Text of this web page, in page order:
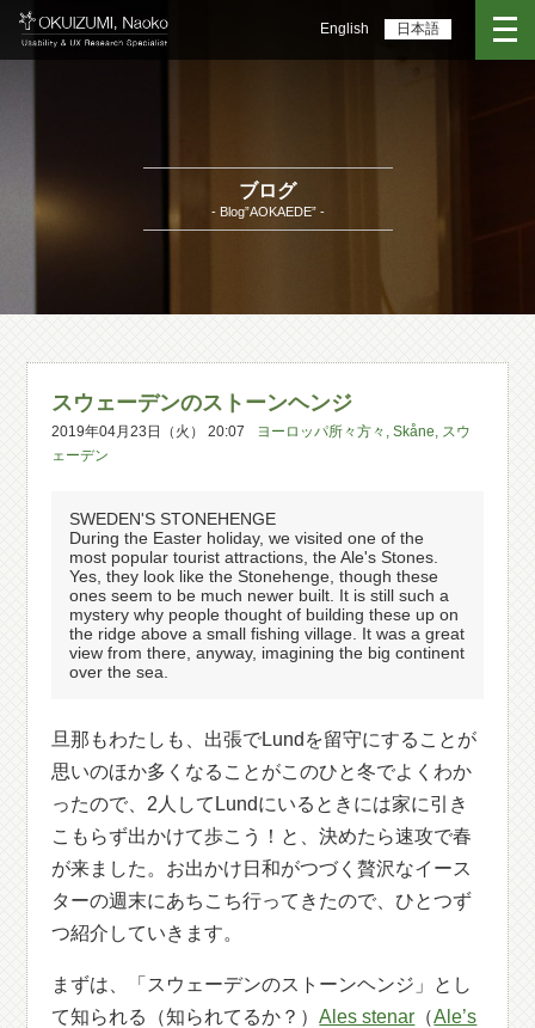
English 日本語
ブログ
- Blog”AOKAEDE” -
スウェーデンのストーンヘンジ
2019年04月23日（火） 20:07 ヨーロッパ所々方々 ,Skåne, スウ
ェーデン
SWEDEN'S STONEHENGE
During the Easter holiday, we visited one of the
most popular tourist attractions, the Ale's Stones.
Yes, they look like the Stonehenge, though these
ones seem to be much newer built. It is still such a
mystery why people thought of building these up on
the ridge above a small fishing village. It was a great
view from there, anyway, imagining the big continent
over the sea.
旦那もわたしも、出張でLundを留守にすることが
思いのほか多くなることがこのひと冬でよくわか
ったので、2人してLundにいるときには家に引き
こもらず出かけて歩こう！と、決めたら速攻で春
が来ました。お出かけ日和がつづく贅沢なイース
ターの週末にあちこち行ってきたので、ひとつず
つ紹介していきます。
まずは、「スウェーデンのストーンヘンジ」とし
て知られる（知られてるか？）Ales stenar （Ale’s